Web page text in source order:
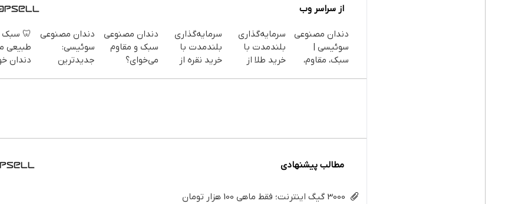
از سراسر وب
دندان مصنوعی
سوئیسی |
سبک، مقاوم،
سرمایه‌گذاری
بلندمدت با
خرید طلا از
سرمایه‌گذاری
بلندمدت با
خرید نقره از
دندان مصنوعی
سبک و مقاوم
می‌خوای؟
دندان مصنوعی
سوئیسی:
جدیدترین
🦷 سبک
طبیعی
دندان
مطالب پیشنهادی
3000 گیگ اینترنت؛ فقط ماهی 100 هزار تومان